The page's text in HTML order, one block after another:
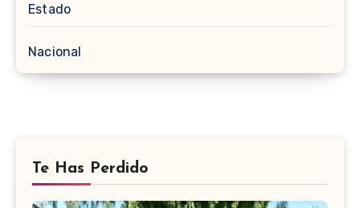
Estado
Nacional
Te Has Perdido